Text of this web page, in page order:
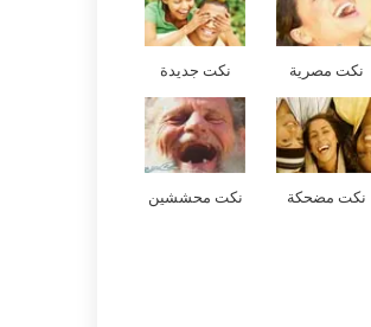
نكت مصرية نكت جديدة
نكت مضحكة نكت محششين